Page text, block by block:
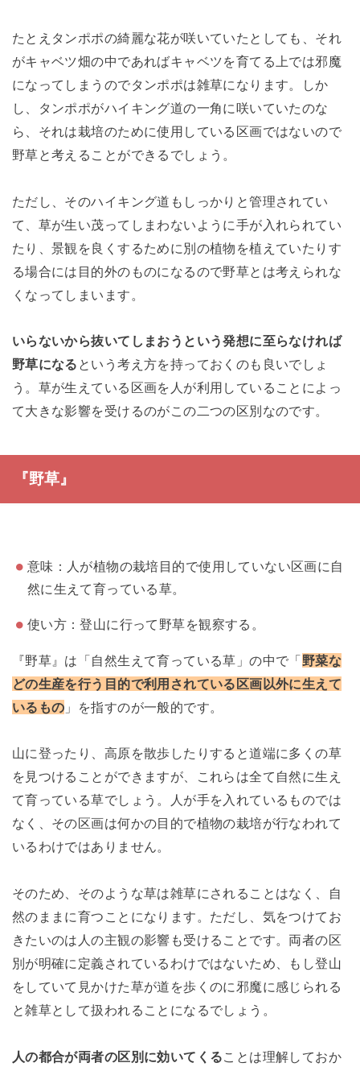
たとえタンポポの綺麗な花が咲いていたとしても、それ
がキャベツ畑の中であればキャベツを育てる上では邪魔
になってしまうのでタンポポは雑草になります。しか
し、タンポポがハイキング道の一角に咲いていたのな
ら、それは栽培のために使用している区画ではないので
野草と考えることができるでしょう。
ただし、そのハイキング道もしっかりと管理されてい
て、草が生い茂ってしまわないように手が入れられてい
たり、景観を良くするために別の植物を植えていたりす
る場合には目的外のものになるので野草とは考えられな
くなってしまいます。
いらないから抜いてしまおうという発想に至らなければ
野草になる という考え方を持っておくのも良いでしょ
う。草が生えている区画を人が利用していることによっ
て大きな影響を受けるのがこの二つの区別なのです。
『野草』
意味：人が植物の栽培目的で使用していない区画に自
然に生えて育っている草。
使い方：登山に行って野草を観察する。
『野草』は「自然生えて育っている草」の中で「野菜な
どの生産を行う目的で利用されている区画以外に生えて
いるもの 」を指すのが一般的です。
山に登ったり、高原を散歩したりすると道端に多くの草
を見つけることができますが、これらは全て自然に生え
て育っている草でしょう。人が手を入れているものでは
なく、その区画は何かの目的で植物の栽培が行なわれて
いるわけではありません。
そのため、そのような草は雑草にされることはなく、自
然のままに育つことになります。ただし、気をつけてお
きたいのは人の主観の影響も受けることです。両者の区
別が明確に定義されているわけではないため、もし登山
をしていて見かけた草が道を歩くのに邪魔に感じられる
と雑草として扱われることになるでしょう。
人の都合が両者の区別に効いてくることは理解しておか